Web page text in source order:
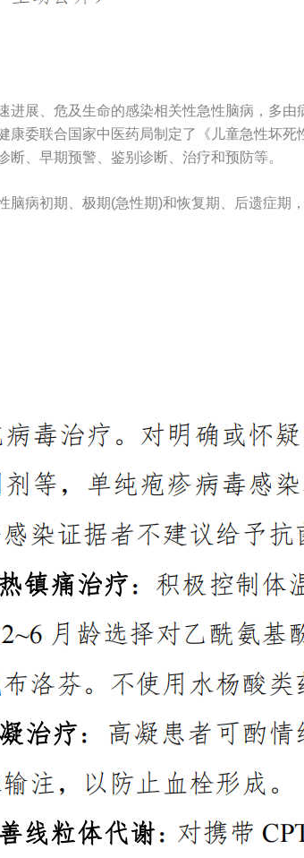
进展、危及生命的感染相关性急性脑病，多
康委联合国家中医药局制定了《儿童急性坏
、早期预警、鉴别诊断、治疗和预防等。
脑病初期、极期(急性期)和恢复期、后遗症期